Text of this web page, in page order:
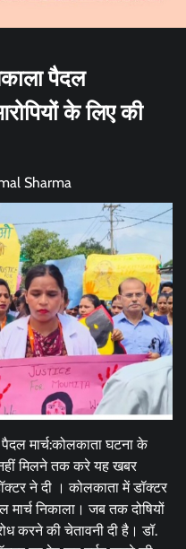
पैदल
के लिए की
Sharma
पैदल मार्च:कोलकाता घटना के
नहीं मिलने तक करे यह खबर
ने दी । कोलकाता में डॉक्टर
निकाला। जब तक दोषियों
करने की चेतावनी दी है। डॉ.